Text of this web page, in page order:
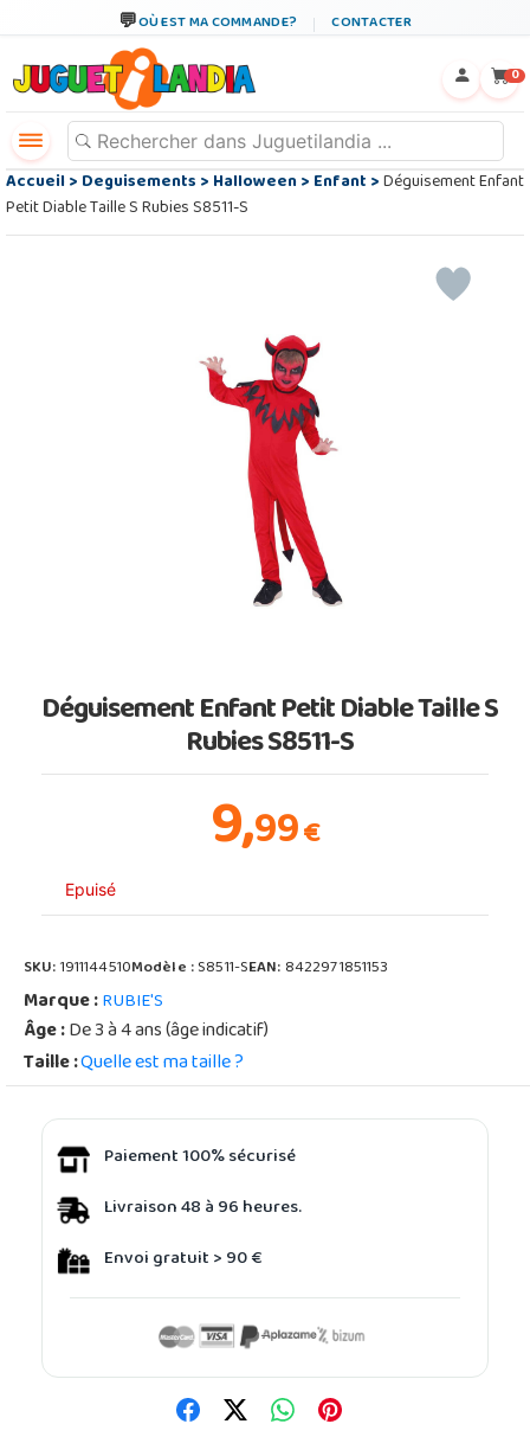
OÙ EST MA COMMANDE? CONTACTER
0
Accueil>Deguisements>Halloween>Enfant>Déguisement Enfant
Petit Diable Taille S Rubies S8511-S
Déguisement Enfant Petit Diable Taille S
Rubies S8511-S
9,99€
Epuisé
SKU:1911144510Modèle :S8511-SEAN:8422971851153
Marque :RUBIE'S
Âge :De 3 à 4 ans (âge indicatif)
Taille :Quelle est ma taille ?
Paiement 100% sécurisé
Livraison 48 à 96 heures.
Envoi gratuit > 90 €